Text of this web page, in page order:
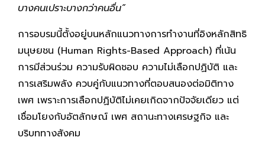
บางคนเปราะบางกว่าคนอื่น”
การอบรมนี้ตั้งอยู่บนหลักแนวทางการทำงานที่อิงหลักสิทธิ
มนุษยชน (Human Rights-Based Approach) ที่เน้น
การมีส่วนร่วม ความรับผิดชอบ ความไม่เลือกปฏิบัติ และ
การเสริมพลัง ควบคู่กับแนวทางที่ตอบสนองต่อมิติทาง
เพศ เพราะการเลือกปฏิบัติไม่เคยเกิดจากปัจจัยเดียว แต่
เชื่อมโยงกับอัตลักษณ์ เพศ สถานะทางเศรษฐกิจ และ
บริบททางสังคม